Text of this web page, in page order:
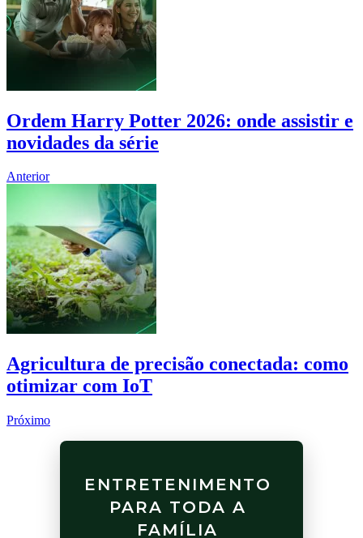
Ordem Harry Potter 2026: onde assistir e
novidades da série
Anterior
Agricultura de precisão conectada: como
otimizar com IoT
Próximo
ENTRETENIMENTO
PARA TODA A
FAMÍLIA